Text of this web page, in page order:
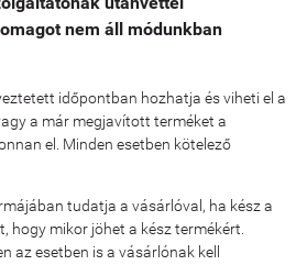
nem áll módunkban
időpontban hozhatja és viheti el a
a már megjavított terméket a
el. Minden esetben kötelező
tudatja a vásárlóval, ha kész a
hogy mikor jöhet a kész termékért.
az esetben is a vásárlónak kell